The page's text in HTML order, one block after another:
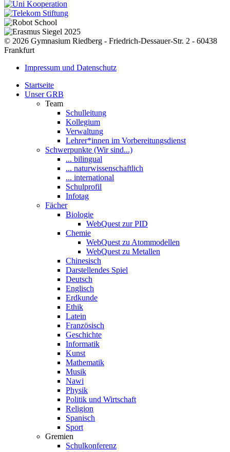
© 2026 Gymnasium Riedberg - Friedrich-Dessauer-Str. 2 - 60438
Frankfurt
Impressum und Datenschutz
Startseite
Unser GRB
Team
Schulleitung
Kollegium
Verwaltung
Lehrer*innen im Vorbereitungsdienst
Schwerpunkte (Wir sind...)
... bilingual
... naturwissenschaftlich
... international
Schulprofil
Infotag
Fächer
Biologie
WebQuest zur PID
Chemie
WebQuest zu Atommodellen
WebQuest zu Metallen
Chinesisch
Darstellendes Spiel
Deutsch
Englisch
Erdkunde
Ethik
Latein
Französisch
Geschichte
Informatik
Kunst
Mathematik
Musik
Nawi
Physik
Politik und Wirtschaft
Religion
Spanisch
Sport
Gremien
Schulkonferenz